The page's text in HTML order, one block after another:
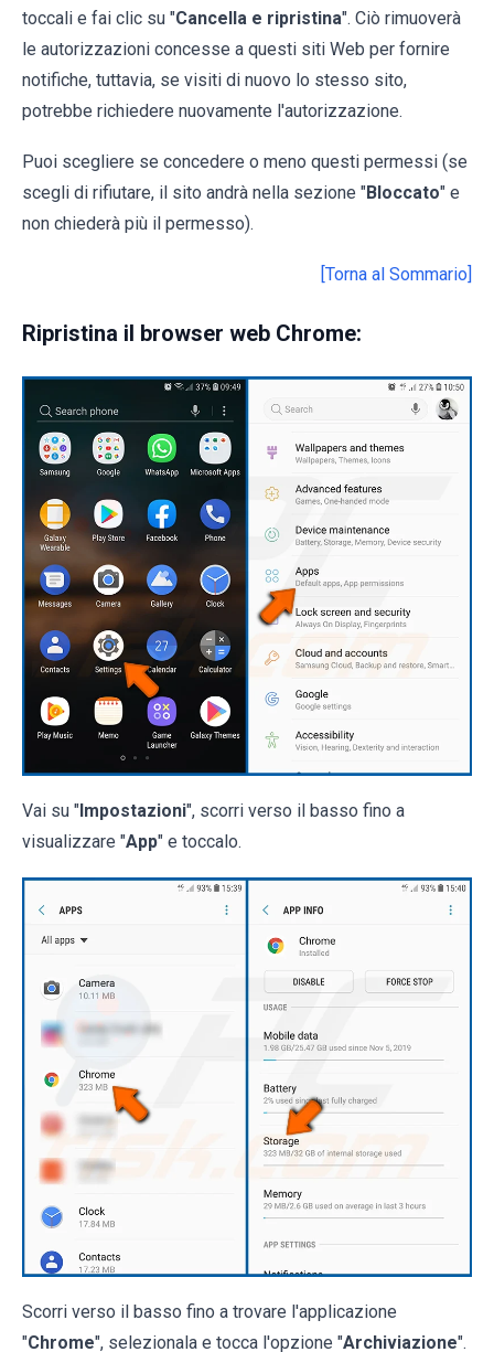
toccali e fai clic su "Cancella e ripristina". Ciò rimuoverà
le autorizzazioni concesse a questi siti Web per fornire
notifiche, tuttavia, se visiti di nuovo lo stesso sito,
potrebbe richiedere nuovamente l'autorizzazione.
Puoi scegliere se concedere o meno questi permessi (se
scegli di rifiutare, il sito andrà nella sezione "Bloccato" e
non chiederà più il permesso).
[Torna al Sommario]
Ripristina il browser web Chrome:
Vai su "Impostazioni", scorri verso il basso fino a
visualizzare "App" e toccalo.
Scorri verso il basso fino a trovare l'applicazione
"Chrome", selezionala e tocca l'opzione "Archiviazione".